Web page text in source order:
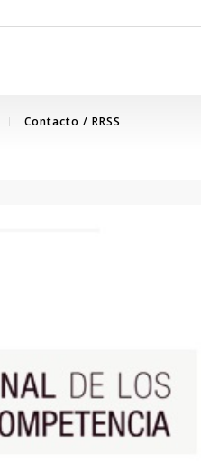
Contacto / RRSS